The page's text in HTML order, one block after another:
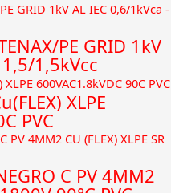
PE GRID 1kV
1,5kVcc
XLPE
PVC
C PV 4MM2